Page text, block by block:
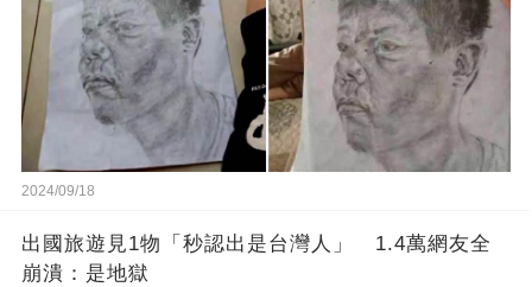
2024/09/18
出國旅遊見1物「秒認出是台灣人」 1.4萬網友全
崩潰：是地獄